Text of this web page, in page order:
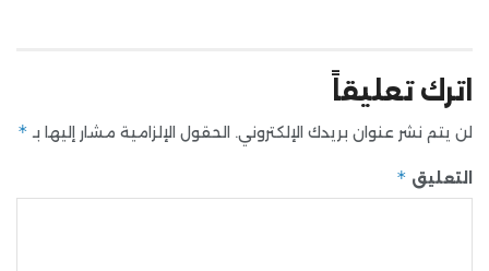
اترك تعليقاً
لن يتم نشر عنوان بريدك الإلكتروني. الحقول الإلزامية مشار إليها بـ *
التعليق *